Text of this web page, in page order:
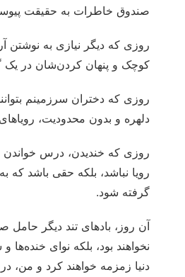
صندوق خاطرات به حقیقت
روزی که دیگر نیازی به نوشتن
کوچک و پنهان کردن‌شان در یک
روزی که دختران سرزمینم
دلهره و بدون محدودیت،
روزی که خندیدن، درس خواندن
رویا نباشد، بلکه حقی باشد
گرفته شود.
آن روز، بادهای تند دیگر
نخواهند بود، بلکه نوای
دنیا زمزمه خواهند کرد و من، در